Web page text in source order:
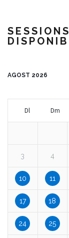
SESSIONS
AGOST 2026
Dl Dm
3 4
10 11
17 18
24 25